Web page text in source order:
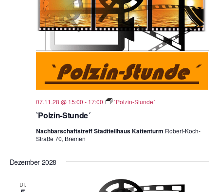
`Polzin-Stunde´
07.11.28 @ 15:00 - 17:00 `Polzin-Stunde´
Nachbarschaftstreff Stadtteilhaus Kattenturm Robert-Koch-
Straße 70, Bremen
Dezember 2028
DI.